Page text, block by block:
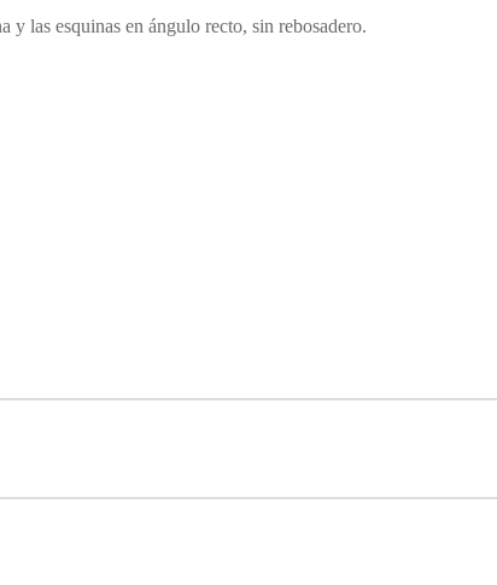
y las esquinas en ángulo recto, sin rebosadero.